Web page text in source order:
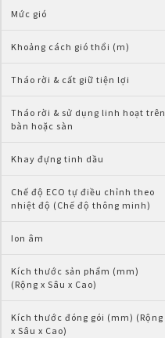
Mức gió
Khoảng cách gió thổi (m)
Tháo rời & cất giữ tiện lợi
Tháo rời & sử dụng linh hoạt trên
bàn hoặc sàn
Khay đựng tinh dầu
Chế độ ECO tự điều chỉnh theo
nhiệt độ (Chế độ thông minh)
Ion âm
Kích thước sản phẩm (mm)
(Rộng x Sâu x Cao)
Kích thước đóng gói (mm) (Rộng
x Sâu x Cao)